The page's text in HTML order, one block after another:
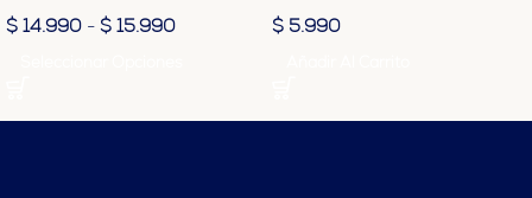
$ 14.990 - $ 15.990 $ 5.990